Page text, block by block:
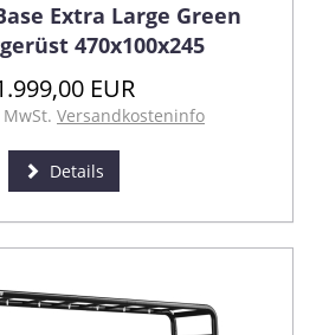
Extra Large Green
470x100x245
EUR
Versandkosteninfo
Details